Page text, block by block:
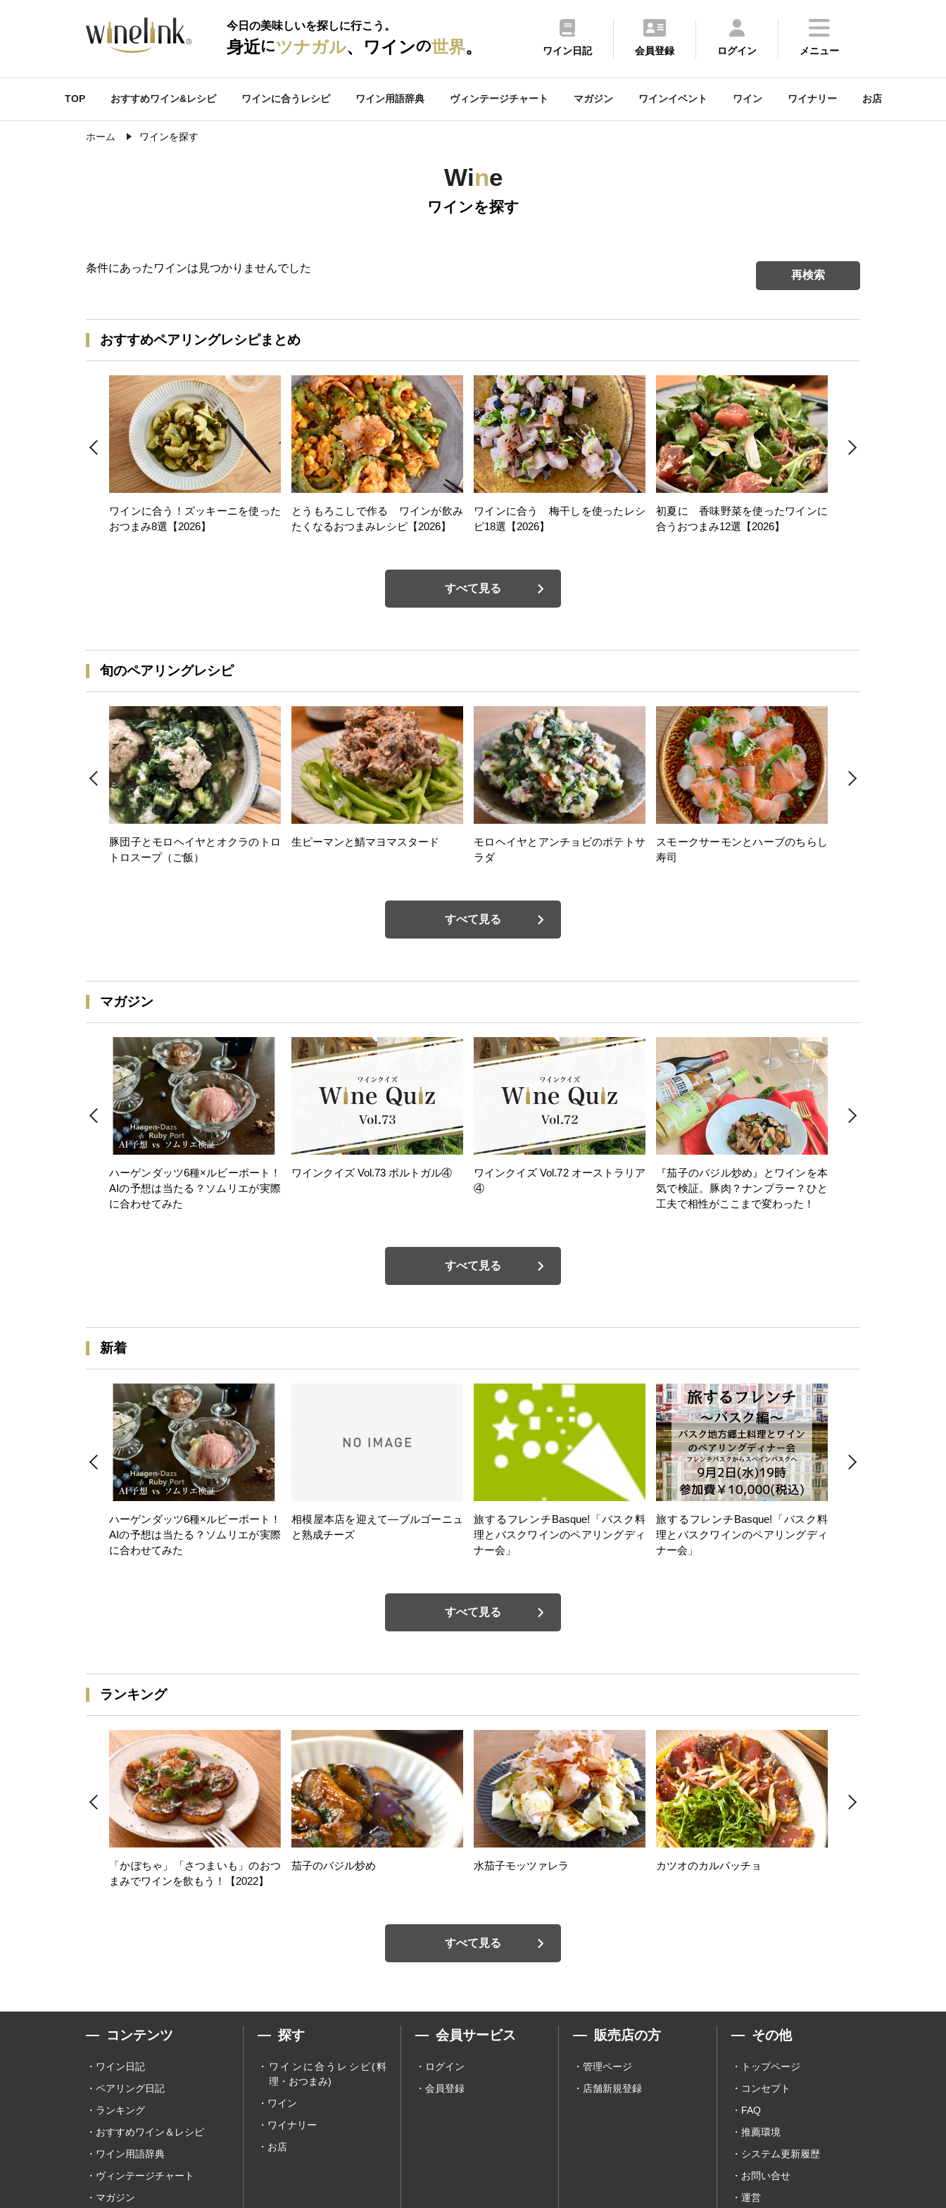
今日の美味しいを探しに行こう。
身近にツナガル、ワインの世界。 ワイン日記 会員登録 ログイン メニュー
TOP おすすめワイン&レシピ ワインに合うレシピ ワイン用語辞典 ヴィンテージチャート マガジン ワインイベント ワイン ワイナリー お店
ホーム ワインを探す
Wine
ワインを探す
条件にあったワインは見つかりませんでした
再検索
おすすめペアリングレシピまとめ
ワインに合う！ズッキーニを使った
おつまみ8選【2026】
とうもろこしで作る ワインが飲み
たくなるおつまみレシピ【2026】
ワインに合う 梅干しを使ったレシ
ピ18選【2026】
初夏に 香味野菜を使ったワインに
合うおつまみ12選【2026】
すべて見る
旬のペアリングレシピ
豚団子とモロヘイヤとオクラのトロ
トロスープ（ご飯）
生ピーマンと鯖マヨマスタード
モロヘイヤとアンチョビのポテトサ
ラダ
スモークサーモンとハーブのちらし
寿司
すべて見る
マガジン
ハーゲンダッツ6種×ルビーポート！
AIの予想は当たる？ソムリエが実際
に合わせてみた
ワインクイズ Vol.73 ポルトガル④
ワインクイズ Vol.72 オーストラリア
④
『茄子のバジル炒め』とワインを本
気で検証。豚肉？ナンプラー？ひと
工夫で相性がここまで変わった！
すべて見る
新着
ハーゲンダッツ6種×ルビーポート！
AIの予想は当たる？ソムリエが実際
に合わせてみた
相模屋本店を迎えて―ブルゴーニュ
と熟成チーズ
旅するフレンチBasque!「バスク料
理とバスクワインのペアリングディ
ナー会」
旅するフレンチBasque!「バスク料
理とバスクワインのペアリングディ
ナー会」
すべて見る
ランキング
「かぼちゃ」「さつまいも」のおつ
まみでワインを飲もう！【2022】
茄子のバジル炒め 水茄子モッツァレラ カツオのカルパッチョ
すべて見る
コンテンツ
ワイン日記
ペアリング日記
ランキング
おすすめワイン＆レシピ
ワイン用語辞典
ヴィンテージチャート
マガジン
探す
ワインに合うレシピ(料
理・おつまみ)
ワイン
ワイナリー
お店
会員サービス
ログイン
会員登録
販売店の方
管理ページ
店舗新規登録
その他
トップページ
コンセプト
FAQ
推薦環境
システム更新履歴
お問い合せ
運営